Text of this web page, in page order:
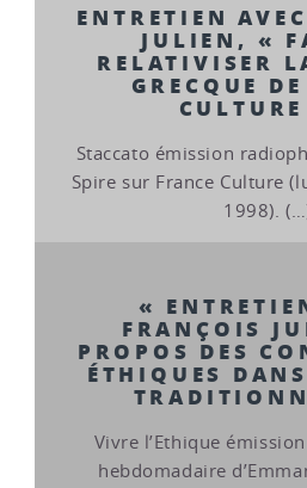
ENTRETIEN
JULIEN, «
RELATIVISER
GRECQUE
Staccato émission
Spire sur France Culture
1998).
«
FRANÇOIS
PROPOS DES
ÉTHIQUES
Vivre l’Ethique
hebdomadaire